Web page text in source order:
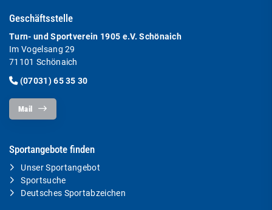
Geschäftsstelle
Turn- und Sportverein 1905 e.V. Schönaich
Im Vogelsang 29
71101 Schönaich
(07031) 65 35 30
Mail
Sportangebote finden
Unser Sportangebot
Sportsuche
Deutsches Sportabzeichen